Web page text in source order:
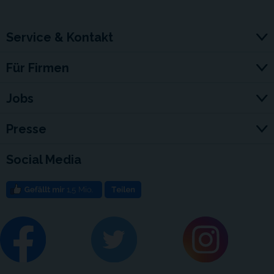
Service & Kontakt
Für Firmen
Jobs
Presse
Social Media